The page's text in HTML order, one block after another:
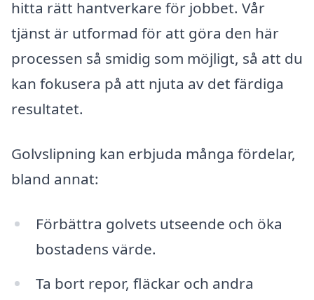
hitta rätt hantverkare för jobbet. Vår
tjänst är utformad för att göra den här
processen så smidig som möjligt, så att du
kan fokusera på att njuta av det färdiga
resultatet.
Golvslipning kan erbjuda många fördelar,
bland annat:
Förbättra golvets utseende och öka
bostadens värde.
Ta bort repor, fläckar och andra